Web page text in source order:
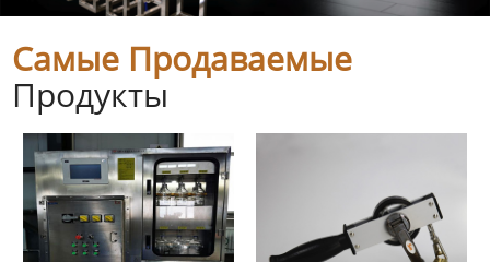
Самые Продаваемые
Продукты